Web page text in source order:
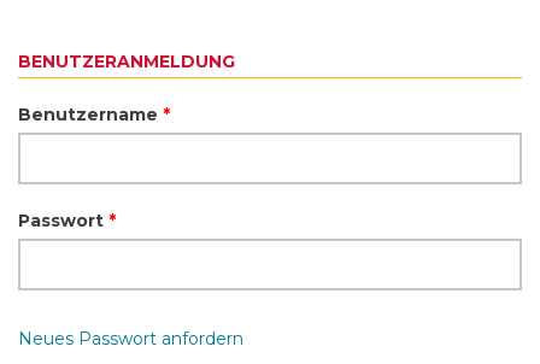
BENUTZERANMELDUNG
Benutzername *
Passwort *
Neues Passwort anfordern